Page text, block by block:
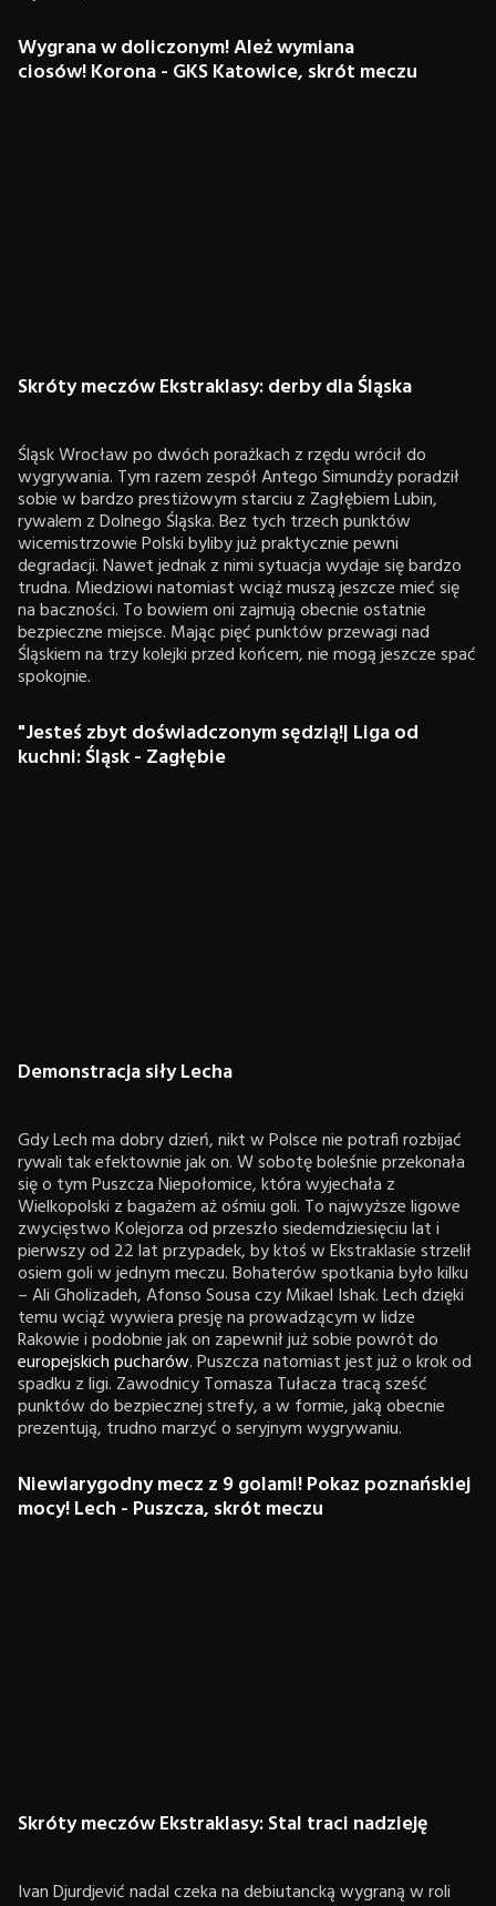
Wygrana w doliczonym! Ależ wymiana
ciosów! Korona - GKS Katowice, skrót meczu
Skróty meczów Ekstraklasy: derby dla Śląska
Śląsk Wrocław po dwóch porażkach z rzędu wrócił do
wygrywania. Tym razem zespół Antego Simundży poradził
sobie w bardzo prestiżowym starciu z Zagłębiem Lubin,
rywalem z Dolnego Śląska. Bez tych trzech punktów
wicemistrzowie Polski byliby już praktycznie pewni
degradacji. Nawet jednak z nimi sytuacja wydaje się bardzo
trudna. Miedziowi natomiast wciąż muszą jeszcze mieć się
na baczności. To bowiem oni zajmują obecnie ostatnie
bezpieczne miejsce. Mając pięć punktów przewagi nad
Śląskiem na trzy kolejki przed końcem, nie mogą jeszcze spać
spokojnie.
"Jesteś zbyt doświadczonym sędzią!| Liga od
kuchni: Śląsk - Zagłębie
Demonstracja siły Lecha
Gdy Lech ma dobry dzień, nikt w Polsce nie potrafi rozbijać
rywali tak efektownie jak on. W sobotę boleśnie przekonała
się o tym Puszcza Niepołomice, która wyjechała z
Wielkopolski z bagażem aż ośmiu goli. To najwyższe ligowe
zwycięstwo Kolejorza od przeszło siedemdziesięciu lat i
pierwszy od 22 lat przypadek, by ktoś w Ekstraklasie strzelił
osiem goli w jednym meczu. Bohaterów spotkania było kilku
– Ali Gholizadeh, Afonso Sousa czy Mikael Ishak. Lech dzięki
temu wciąż wywiera presję na prowadzącym w lidze
Rakowie i podobnie jak on zapewnił już sobie powrót do
europejskich pucharów. Puszcza natomiast jest już o krok od
spadku z ligi. Zawodnicy Tomasza Tułacza tracą sześć
punktów do bezpiecznej strefy, a w formie, jaką obecnie
prezentują, trudno marzyć o seryjnym wygrywaniu.
Niewiarygodny mecz z 9 golami! Pokaz poznańskiej
mocy! Lech - Puszcza, skrót meczu
Skróty meczów Ekstraklasy: Stal traci nadzieję
Ivan Djurdjević nadal czeka na debiutancką wygraną w roli